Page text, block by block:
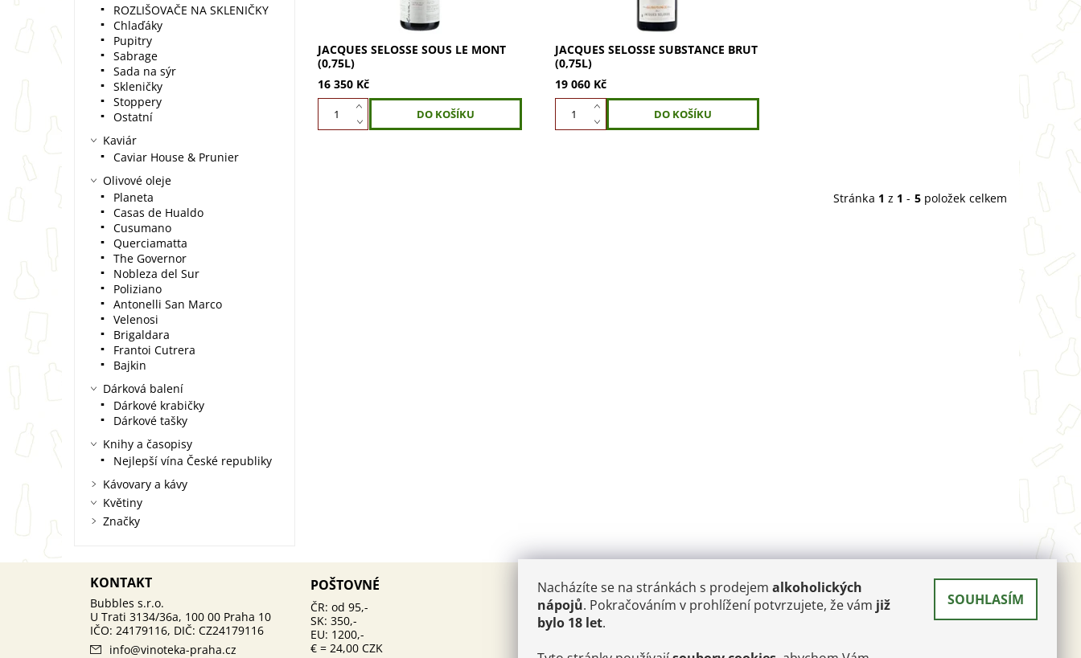
JACQUES SELOSSE SOUS LE MONT
(0,75L)
16 350 Kč
JACQUES SELOSSE SUBSTANCE BRUT
(0,75L)
19 060 Kč
Stránka 1 z 1 - 5položek celkem
ROZLIŠOVAČE NA SKLENIČKY
Chlaďáky
Pupitry
Sabrage
Sada na sýr
Skleničky
Stoppery
Ostatní
Kaviár
Caviar House & Prunier
Olivové oleje
Planeta
Casas de Hualdo
Cusumano
Querciamatta
The Governor
Nobleza del Sur
Poliziano
Antonelli San Marco
Velenosi
Brigaldara
Frantoi Cutrera
Bajkin
Dárková balení
Dárkové krabičky
Dárkové tašky
Knihy a časopisy
Nejlepší vína České republiky
Kávovary a kávy
Květiny
Značky
KONTAKT
info@vinoteka-praha.cz
POŠTOVNÉ
ČR: od 95,-
SK: 350,-
EU: 1200,-
€ = 24,00 CZK
AKTUALITY
12.10.2025 PÁROVÁNÍ KAVIÁRU A
ŠAMPAŇSKÉHO: UMĚNÍ, KTERÉ
MUSÍTE OVLÁDNOUT
25.6.2024
Kam v Champagni:
Nacházíte se na stránkách s prodejem alkoholických
nápojů. Pokračováním v prohlížení potvrzujete, že vám již
bylo 18 let.
SOUHLASÍM